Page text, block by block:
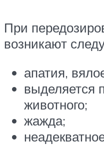
При
возникают
апатия,
выделяется
животного;
жажда;